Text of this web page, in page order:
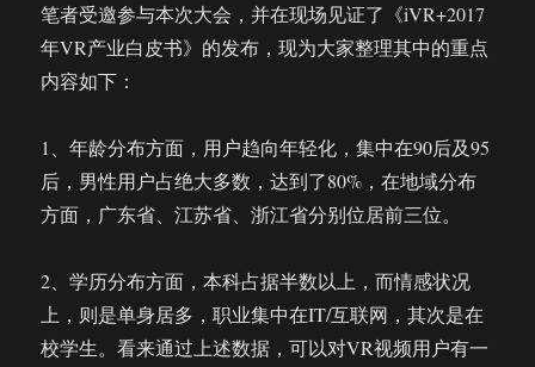
笔者受邀参与本次大会，并在现场见证了《iVR+2017
年VR产业白皮书》的发布，现为大家整理其中的重点
内容如下：
1、年龄分布方面，用户趋向年轻化，集中在90后及95
后，男性用户占绝大多数，达到了80%，在地域分布
方面，广东省、江苏省、浙江省分别位居前三位。
2、学历分布方面，本科占据半数以上，而情感状况
上，则是单身居多，职业集中在IT/互联网，其次是在
校学生。看来通过上述数据，可以对VR视频用户有一